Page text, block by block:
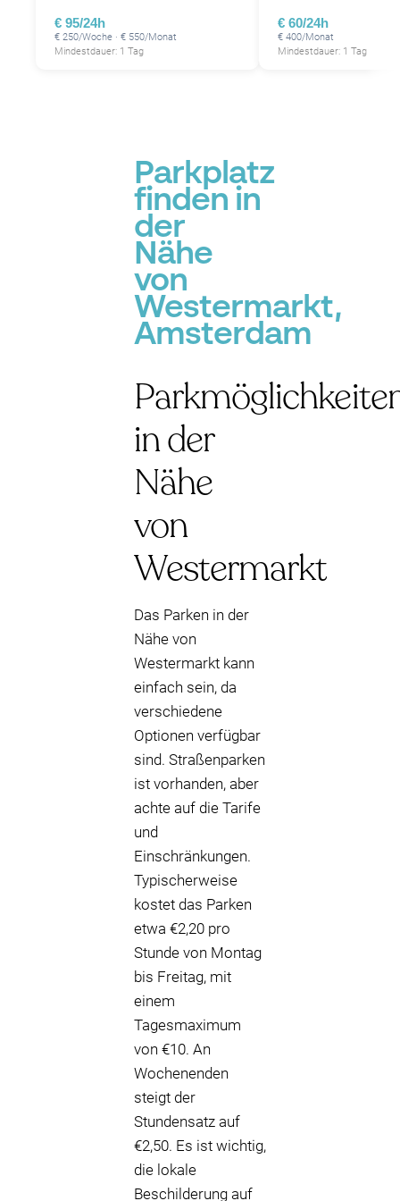
P
P
PP
€ 95/24h
€ 250/Woche · € 550/Monat
Mindestdauer: 1 Tag
€ 60/24h
€ 400/Monat
Mindestdauer: 1 Tag
Parkplatz
finden in
der
Nähe
von
Westermarkt,
Amsterdam
in der
Nähe
von
Westermarkt
Das Parken in der
Nähe von
Westermarkt kann
einfach sein, da
verschiedene
Optionen verfügbar
sind. Straßenparken
ist vorhanden, aber
achte auf die Tarife
und
Einschränkungen.
Typischerweise
kostet das Parken
etwa €2,20 pro
Stunde von Montag
bis Freitag, mit
einem
Tagesmaximum
von €10. An
Wochenenden
steigt der
Stundensatz auf
€2,50. Es ist wichtig,
die lokale
Beschilderung auf